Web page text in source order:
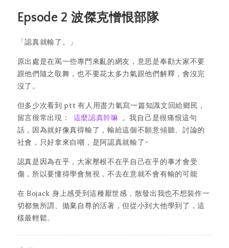
Epsode 2 波傑克憎恨部隊
「認真就輸了。」
原出處是在罵一些專門來亂的網友，意思是奉勸大家不要
跟他們隨之取舞，也不要花太多力氣跟他們解釋，會沒完
沒了。
但多少次看到 ptt 有人用盡力氣寫一篇知識文回給鄉民，
留言很常出現：
這麼認真幹嘛 。我自己是很痛恨這句
話，因為就好像真得輸了，輸給這個不願意傾聽、討論的
社會，只好拿來自嘲，是阿認真就輸了~
認真是因為在乎，大家壓根不在乎自己在乎的事才會受
傷，所以要懂得學會無視，不去在意就不會有輸的可能
在 Bojack 身上感受到這種厭世感，散發出我也不想裝作一
切都無所謂、拋棄自尊的活著，但從小到大他學到了，這
樣最輕鬆。